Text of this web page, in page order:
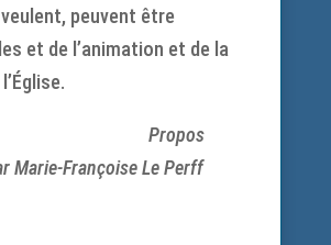
peuvent être
et de l’animation et de la
Propos
Marie-Françoise Le Perff